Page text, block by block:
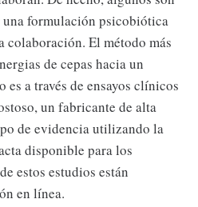
formulación psicobiótica
colaboración. El método más
de cepas hacia un
a través de ensayos clínicos
un fabricante de alta
de evidencia utilizando la
disponible para los
estos estudios están
en línea.